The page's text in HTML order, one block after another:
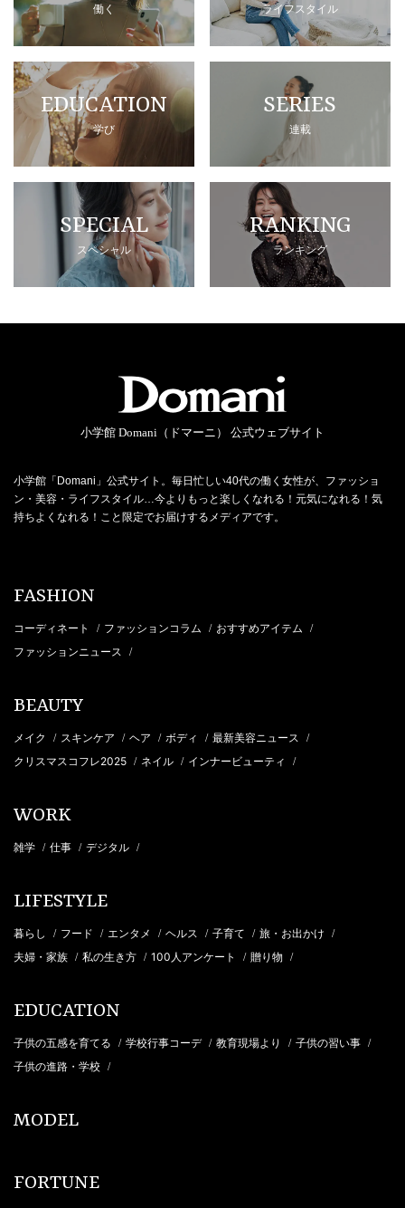
働く ライフスタイル
EDUCATION
学び
SERIES
連載
SPECIAL
スペシャル
RANKING
ランキング
小学館 Domani（ドマーニ） 公式ウェブサイト
小学館「Domani」公式サイト。毎日忙しい40代の働く女性が、ファッショ
ン・美容・ライフスタイル…今よりもっと楽しくなれる！元気になれる！気
持ちよくなれる！こと限定でお届けするメディアです。
FASHION
コーディネート / ファッションコラム / おすすめアイテム /
ファッションニュース /
BEAUTY
メイク / スキンケア / ヘア / ボディ / 最新美容ニュース /
クリスマスコフレ2025 / ネイル / インナービューティ /
WORK
雑学 / 仕事 / デジタル /
LIFESTYLE
暮らし / フード / エンタメ / ヘルス / 子育て / 旅・お出かけ /
夫婦・家族 / 私の生き方 / 100人アンケート / 贈り物 /
EDUCATION
子供の五感を育てる / 学校行事コーデ / 教育現場より / 子供の習い事 /
子供の進路・学校 /
MODEL
FORTUNE